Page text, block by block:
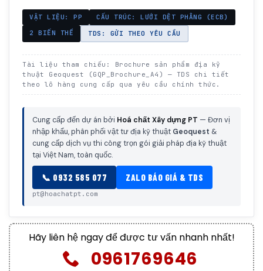
VẬT LIỆU: PP
CẤU TRÚC: LƯỚI DỆT PHẲNG (ECB)
2 BIẾN THỂ
TDS: GỬI THEO YÊU CẦU
Tài liệu tham chiếu: Brochure sản phẩm địa kỹ
thuật Geoquest (GQP_Brochure_A4) — TDS chi tiết
theo lô hàng cung cấp qua yêu cầu chính thức.
Cung cấp đến dự án bởi Hoá chất Xây dựng PT — Đơn vị
nhập khẩu, phân phối vật tư địa kỹ thuật Geoquest &
cung cấp dịch vụ thi công trọn gói giải pháp địa kỹ thuật
tại Việt Nam, toàn quốc.
📞 0932 585 077 ZALO BÁO GIÁ & TDS
pt@hoachatpt.com
Hãy liên hệ ngay để được tư vấn nhanh nhất!
0961769646